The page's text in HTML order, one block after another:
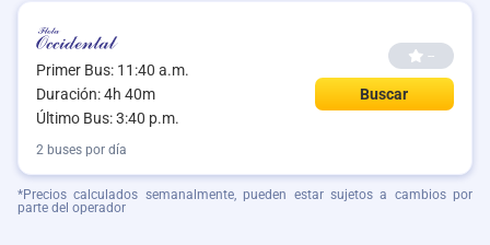
Primer Bus: 11:40 a.m.
Duración: 4h 40m
Último Bus: 3:40 p.m.
--
Buscar
2 buses por día
*Precios calculados semanalmente, pueden estar sujetos a cambios por
parte del operador